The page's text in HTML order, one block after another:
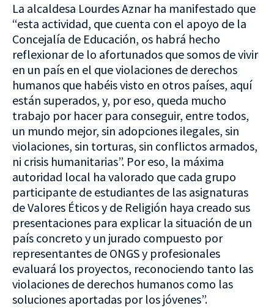
La alcaldesa Lourdes Aznar ha manifestado que
“esta actividad, que cuenta con el apoyo de la
Concejalía de Educación, os habrá hecho
reflexionar de lo afortunados que somos de vivir
en un país en el que violaciones de derechos
humanos que habéis visto en otros países, aquí
están superados, y, por eso, queda mucho
trabajo por hacer para conseguir, entre todos,
un mundo mejor, sin adopciones ilegales, sin
violaciones, sin torturas, sin conflictos armados,
ni crisis humanitarias”. Por eso, la máxima
autoridad local ha valorado que cada grupo
participante de estudiantes de las asignaturas
de Valores Éticos y de Religión haya creado sus
presentaciones para explicar la situación de un
país concreto y un jurado compuesto por
representantes de ONGS y profesionales
evaluará los proyectos, reconociendo tanto las
violaciones de derechos humanos como las
soluciones aportadas por los jóvenes”.